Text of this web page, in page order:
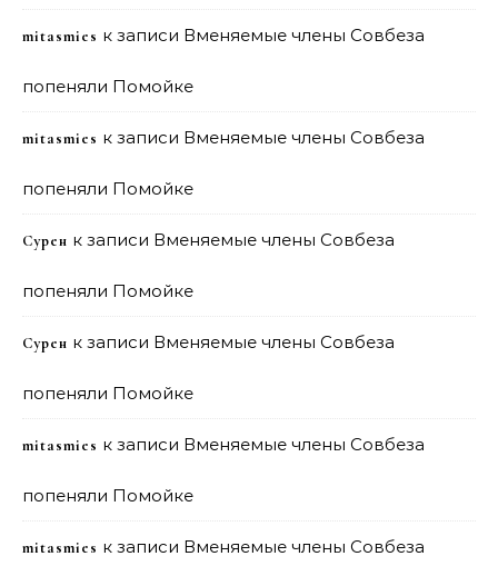
mitasmies к записи Вменяемые члены Совбеза
попеняли Помойке
mitasmies к записи Вменяемые члены Совбеза
попеняли Помойке
Сурен к записи Вменяемые члены Совбеза
попеняли Помойке
Сурен к записи Вменяемые члены Совбеза
попеняли Помойке
mitasmies к записи Вменяемые члены Совбеза
попеняли Помойке
mitasmies к записи Вменяемые члены Совбеза